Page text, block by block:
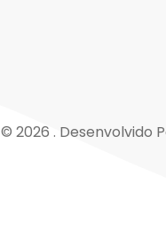
© 2026 . Desenvolvido